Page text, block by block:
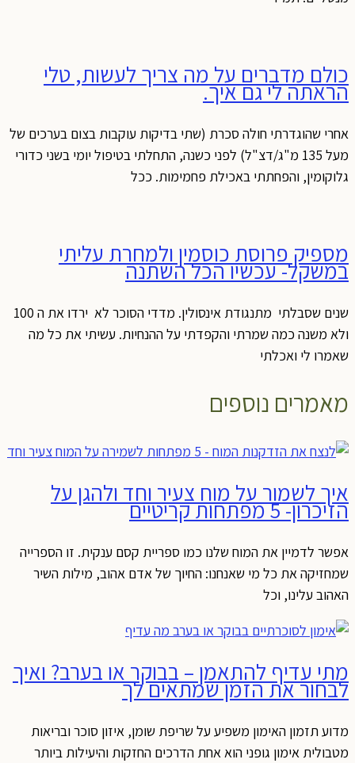
כולם מדברים על מה צריך לעשות, טלי
הראתה לי גם איך.
אחרי שהוגדרתי חולה סכרת (שתי בדיקות עוקבות בצום בערכים של
מעל 135 מ"ג/דצ"ל) לפני כשנה, התחלתי בטיפול יומי בשני כדורי
גלוקומין, והפחתתי באכילת פחמימות. ככל
מספיק פרוסת כוסמין ולמחרת עליתי
במשקל- עכשיו הכל השתנה
שנים שסבלתי מתנגודת אינסולין. מדדי הסוכר לא ירדו את ה 100
ולא משנה כמה שמרתי והקפדתי על ההנחיות. עשיתי את כל מה
שאמרו לי ואכלתי
מאמרים נוספים
איך לשמור על מוח צעיר וחד ולהגן על
הזיכרון- 5 מפתחות קריטיים
אפשר לדמיין את המוח שלנו כמו ספריית קסם ענקית. זו הספרייה
שמחזיקה את כל מי שאנחנו: החיוך של אדם אהוב, מילות השיר
האהוב עלינו, וכל
מתי עדיף להתאמן – בבוקר או בערב? ואיך
לבחור את הזמן שמתאים לך
מדוע תזמון האימון משפיע על שריפת שומן, איזון סוכר ובריאות
מטבולית אימון גופני הוא אחת הדרכים החזקות והיעילות ביותר